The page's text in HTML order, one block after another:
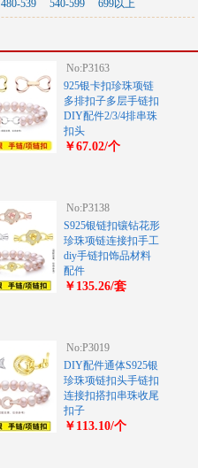
480-539 540-599 699以上
No:P3163
925银卡扣珍珠项链
多排扣子多层手链扣
DIY配件2/3/4排串珠
扣头
￥67.02/个
No:P3138
S925银链扣镶钻花形
珍珠项链连接扣手工
diy手链扣饰品材料
配件
￥135.26/套
No:P3019
DIY配件通体S925银
珍珠项链扣头手链扣
连接扣搭扣串珠收尾
扣子
￥113.10/个